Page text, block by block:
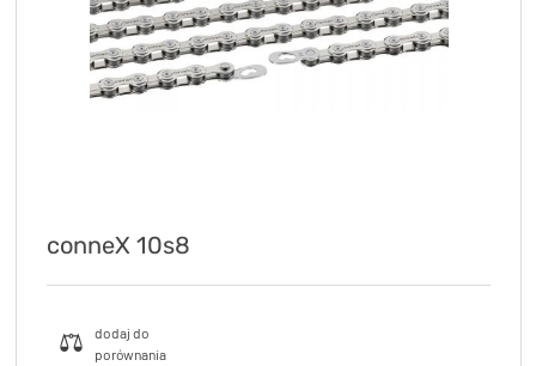
conneX 10s8